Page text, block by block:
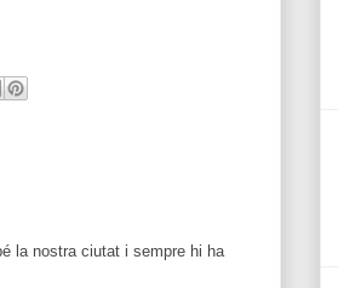
la nostra ciutat i sempre hi ha